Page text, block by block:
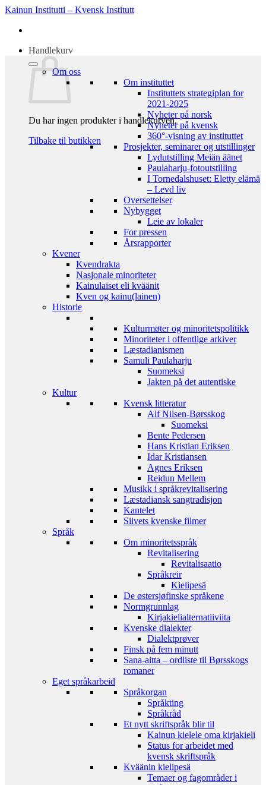
Skip
content
Kainun Institutti – Kvensk Institutt
Handlekurv
Du har ingen produkter i handlekurven.
Tilbake til butikken
Om oss
Om instituttet
Instituttets strategiplan for
2021-2025
Nyheter på norsk
Nyheter på kvensk
360°-visning av instituttet
Prosjekter, seminarer og utstillinger
Lydutstilling Meiän äänet
Paulaharju-fotoutstilling
I Tornedalshuset: Eletty elämä
– Levd liv
Oversettelser
Nybygget
Leie av lokaler
For pressen
Årsrapporter
Kvener
Kvendrakta
Nasjonale minoriteter
Kainulaiset eli kväänit
Kven og kainu(lainen)
Historie
Kulturmøter og minoritetspolitikk
Minoriteter i offentlige arkiver
Læstadianismen
Samuli Paulaharju
Suomeksi
Jakten på det autentiske
Kultur
Kvensk litteratur
Alf Nilsen-Børsskog
Suomeksi
Bente Pedersen
Hans Kristian Eriksen
Idar Kristiansen
Agnes Eriksen
Reidun Mellem
Musikk i språkrevitalisering
Læstadiansk sangtradisjon
Kantelet
Siivets kvenske filmer
Språk
Om minoritetsspråk
Revitalisering
Revitalisaatio
Språkreir
Kielipesä
De østersjøfinske språkene
Normgrunnlag
Kirjakielialternatiiviita
Kvenske dialekter
Dialektprøver
Finsk på fem minutt
Sana-aitta – ordliste til Børsskogs
romaner
Eget språkarbeid
Språkorgan
Språkting
Språkråd
Et nytt skriftspråk blir til
Kainun kielele oma kirjakieli
Status for arbeidet med
kvensk skriftspråk
Kväänin kielipesä
Temaer og fagområder i